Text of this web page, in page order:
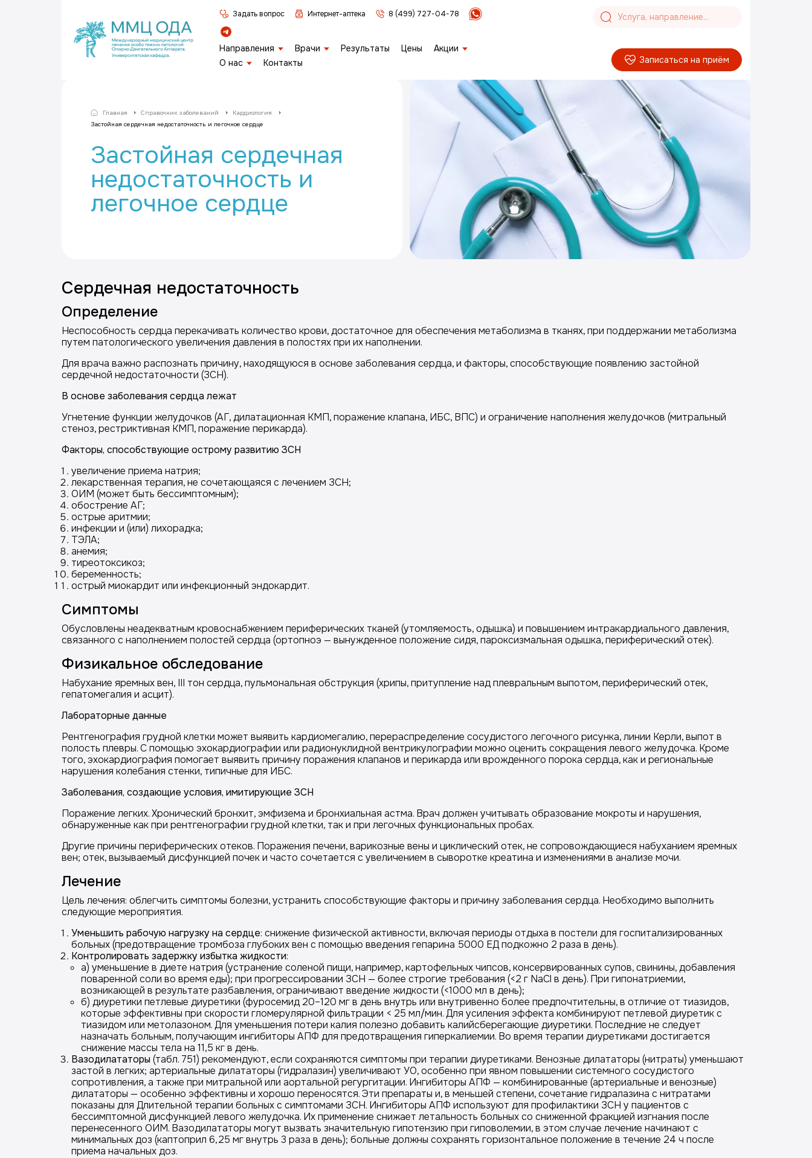
Задать вопрос Интернет-аптека 8 (499) 727-04-78
Направления Врачи Результаты Цены
Акции
О нас
Контакты Записаться на приём
Главная Справочник заболеваний
Кардиология
Застойная сердечная недостаточность и легочное сердце
Застойная сердечная
недостаточность и
легочное сердце
Сердечная недостаточность
Определение
Неспособность сердца перекачивать количество крови, достаточное для обеспечения метаболизма в тканях, при поддержании метаболизма
путем патологического увеличения давления в полостях при их наполнении.
Для врача важно распознать причину, находящуюся в основе заболевания сердца, и факторы, способствующие появлению застойной
сердечной недостаточности (ЗСН).
В основе заболевания сердца лежат
Угнетение функции желудочков (АГ, дилатационная КМП, поражение клапана, ИБС, ВПС) и ограничение наполнения желудочков (митральный
стеноз, рестриктивная КМП, поражение перикарда).
Факторы, способствующие острому развитию ЗСН
увеличение приема натрия;
лекарственная терапия, не сочетающаяся с лечением ЗСН;
ОИМ (может быть бессимптомным);
обострение АГ;
острые аритмии;
инфекции и (или) лихорадка;
ТЭЛА;
анемия;
тиреотоксикоз;
беременность;
острый миокардит или инфекционный эндокардит.
Симптомы
Обусловлены неадекватным кровоснабжением периферических тканей (утомляемость, одышка) и повышением интракардиального давления,
связанного с наполнением полостей сердца (ортопноэ — вынужденное положение сидя, пароксизмальная одышка, периферический отек).
Физикальное обследование
Набухание яремных вен, III тон сердца, пульмональная обструкция (хрипы, притупление над плевральным выпотом, периферический отек,
гепатомегалия и асцит).
Лабораторные данные
Рентгенография грудной клетки может выявить кардиомегалию, перераспределение сосудистого легочного рисунка, линии Керли, выпот в
полость плевры. С помощью эхокардиографии или радионуклидной вентрикулографии можно оценить сокращения левого желудочка. Кроме
того, эхокардиография помогает выявить причину поражения клапанов и перикарда или врожденного порока сердца, как и региональные
нарушения колебания стенки, типичные для ИБС.
Заболевания, создающие условия, имитирующие ЗСН
Поражение легких. Хронический бронхит, эмфизема и бронхиальная астма. Врач должен учитывать образование мокроты и нарушения,
обнаруженные как при рентгенографии грудной клетки, так и при легочных функциональных пробах.
Другие причины периферических отеков. Поражения печени, варикозные вены и циклический отек, не сопровождающиеся набуханием яремных
вен; отек, вызываемый дисфункцией почек и часто сочетается с увеличением в сыворотке креатина и изменениями в анализе мочи.
Лечение
Цель лечения: облегчить симптомы болезни, устранить способствующие факторы и причину заболевания сердца. Необходимо выполнить
следующие мероприятия.
Уменьшить рабочую нагрузку на сердце: снижение физической активности, включая периоды отдыха в постели для госпитализированных
больных (предотвращение тромбоза глубоких вен с помощью введения гепарина 5000 ЕД подкожно 2 раза в день).
Контролировать задержку избытка жидкости:
а) уменьшение в диете натрия (устранение соленой пищи, например, картофельных чипсов, консервированных супов, свинины, добавления
поваренной соли во время еды); при прогрессировании ЗСН — более строгие требования (<2 г NaCl в день). При гипонатриемии,
возникающей в результате разбавления, ограничивают введение жидкости (<1000 мл в день);
б) диуретики петлевые диуретики (фуросемид 20–120 мг в день внутрь или внутривенно более предпочтительны, в отличие от тиазидов,
которые эффективны при скорости гломерулярной фильтрации < 25 мл/мин. Для усиления эффекта комбинируют петлевой диуретик с
тиазидом или метолазоном. Для уменьшения потери калия полезно добавить калийсберегающие диуретики. Последние не следует
назначать больным, получающим ингибиторы АПФ для предотвращения гиперкалиемии. Во время терапии диуретиками достигается
снижение массы тела на 11,5 кг в день.
Вазодилататоры (табл. 751) рекомендуют, если сохраняются симптомы при терапии диуретиками. Венозные дилататоры (нитраты) уменьшают
застой в легких; артериальные дилататоры (гидралазин) увеличивают УО, особенно при явном повышении системного сосудистого
сопротивления, а также при митральной или аортальной регургитации. Ингибиторы АПФ — комбинированные (артериальные и венозные)
дилататоры — особенно эффективны и хорошо переносятся. Эти препараты и, в меньшей степени, сочетание гидралазина с нитратами
показаны для Длительной терапии больных с симптомами ЗСН. Ингибиторы АПФ используют для профилактики ЗСН у пациентов с
бессимптомной дисфункцией левого желудочка. Их применение снижает летальность больных со сниженной фракцией изгнания после
перенесенного ОИМ. Вазодилататоры могут вызвать значительную гипотензию при гиповолемии, в этом случае лечение начинают с
минимальных доз (каптоприл 6,25 мг внутрь 3 раза в день); больные должны сохранять горизонтальное положение в течение 24 ч после
приема начальных доз.